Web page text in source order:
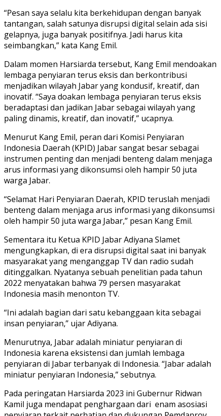
“Pesan saya selalu kita berkehidupan dengan banyak
tantangan, salah satunya disrupsi digital selain ada sisi
gelapnya, juga banyak positifnya. Jadi harus kita
seimbangkan,” kata Kang Emil.
Dalam momen Harsiarda tersebut, Kang Emil mendoakan
lembaga penyiaran terus eksis dan berkontribusi
menjadikan wilayah Jabar yang kondusif, kreatif, dan
inovatif. “Saya doakan lembaga penyiaran terus eksis
beradaptasi dan jadikan Jabar sebagai wilayah yang
paling dinamis, kreatif, dan inovatif,” ucapnya.
Menurut Kang Emil, peran dari Komisi Penyiaran
Indonesia Daerah (KPID) Jabar sangat besar sebagai
instrumen penting dan menjadi benteng dalam menjaga
arus informasi yang dikonsumsi oleh hampir 50 juta
warga Jabar.
“Selamat Hari Penyiaran Daerah, KPID teruslah menjadi
benteng dalam menjaga arus informasi yang dikonsumsi
oleh hampir 50 juta warga Jabar,” pesan Kang Emil.
Sementara itu Ketua KPID Jabar Adiyana Slamet
mengungkapkan, di era disrupsi digital saat ini banyak
masyarakat yang menganggap TV dan radio sudah
ditinggalkan. Nyatanya sebuah penelitian pada tahun
2022 menyatakan bahwa 79 persen masyarakat
Indonesia masih menonton TV.
“Ini adalah bagian dari satu kebanggaan kita sebagai
insan penyiaran,” ujar Adiyana.
Menurutnya, Jabar adalah miniatur penyiaran di
Indonesia karena eksistensi dan jumlah lembaga
penyiaran di Jabar terbanyak di Indonesia. “Jabar adalah
miniatur penyiaran Indonesia,” sebutnya.
Pada peringatan Harsiarda 2023 ini Gubernur Ridwan
Kamil juga mendapat penghargaan dari enam asosiasi